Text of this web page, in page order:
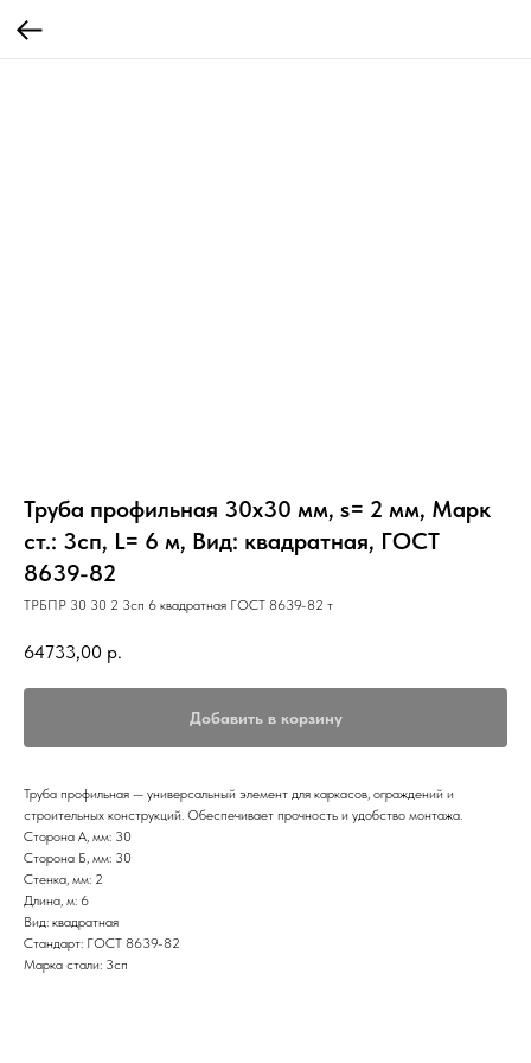
Труба профильная 30х30 мм, s= 2 мм, Марк
ст.: 3сп, L= 6 м, Вид: квадратная, ГОСТ
8639-82
ТРБПР 30 30 2 3сп 6 квадратная ГОСТ 8639-82 т
64733,00 р.
Добавить в корзину
Труба профильная — универсальный элемент для каркасов, ограждений и
строительных конструкций. Обеспечивает прочность и удобство монтажа.
Сторона А, мм: 30
Сторона Б, мм: 30
Стенка, мм: 2
Длина, м: 6
Вид: квадратная
Стандарт: ГОСТ 8639-82
Марка стали: 3сп